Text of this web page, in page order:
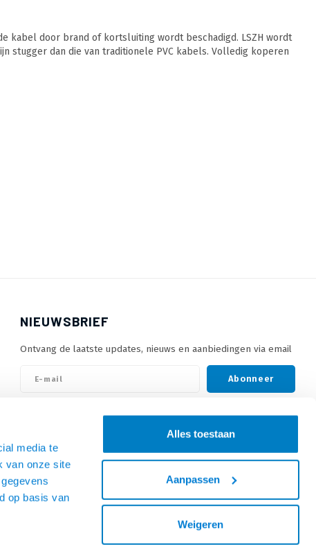
media te
van onze site
op basis van
Alles toestaan
Aanpassen
Weigeren
kabel door brand of kortsluiting wordt beschadigd. LSZH wordt
stugger dan die van traditionele PVC kabels. Volledig koperen
NIEUWSBRIEF
Ontvang de laatste updates, nieuws en aanbiedingen via email
Abonneer